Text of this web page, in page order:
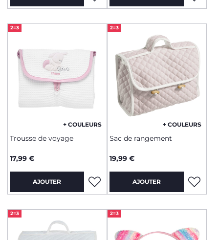
2=3
+ COULEURS
Trousse de voyage
17,99 €
AJOUTER
2=3
+ COULEURS
Sac de rangement
19,99 €
AJOUTER
2=3 2=3